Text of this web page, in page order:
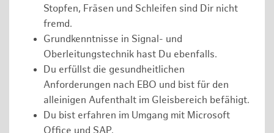
Stopfen, Fräsen und Schleifen sind Dir nicht
fremd.
Grundkenntnisse in Signal- und
Oberleitungstechnik hast Du ebenfalls.
Du erfüllst die gesundheitlichen
Anforderungen nach EBO und bist für den
alleinigen Aufenthalt im Gleisbereich befähigt.
Du bist erfahren im Umgang mit Microsoft